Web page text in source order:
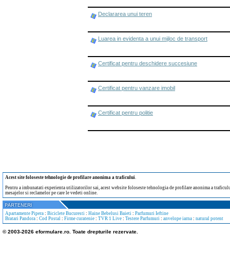
Declararea unui teren
Luarea in evidenta a unui mijloc de transport
Certificat pentru deschidere succesiune
Certificat pentru vanzare imobil
Certificat pentru politie
Acest site foloseste tehnologie de profilare anonima a traficului.
Pentru a imbunatati experienta utilizatorilor sai, acest website foloseste tehnologia de profilare anonima a
mesajelor si reclamelor pe care le vedeti online.
Apartamente Pipera : Biciclete Bucuresti : Haine Bebelusi Baieti : Parfumuri Ieftine
Bratari Pandora : Cod Postal : Firme curatenie : TVR 1 Live : Testere Parfumuri : anvelope iarna : natural potent
© 2003-2026 eformulare.ro. Toate drepturile rezervate.